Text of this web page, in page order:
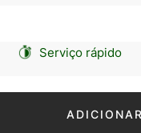
Serviço rápido
ADICIONAR